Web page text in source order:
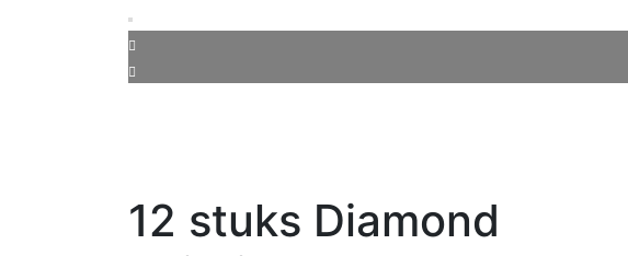
12 stuks Diamond